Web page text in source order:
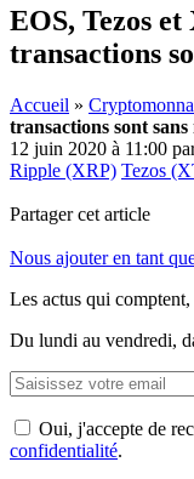
EOS, Tezos
transactions
Accueil »
transactions sont
12 juin 2020 à 11:00
Ripple (XRP) Tezos
Partager cet article
Nous ajouter en tant
Les actus qui comptent,
Du lundi au vendredi,
Oui, j'accepte de
confidentialité.